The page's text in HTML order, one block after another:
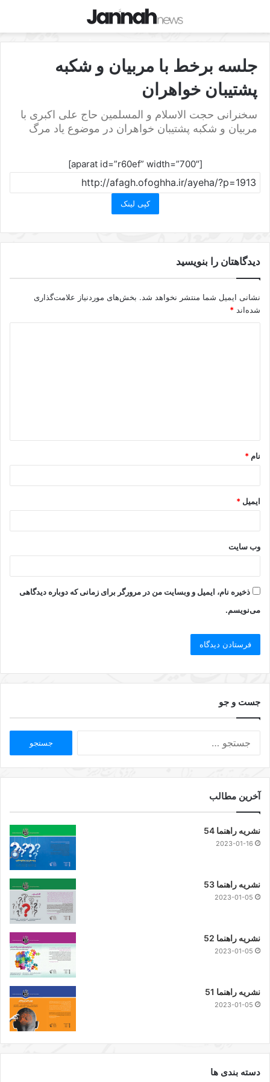
جلسه برخط با مربیان و شکبه
پشتیبان خواهران
سخنرانی حجت الاسلام و المسلمین حاج علی اکبری با
مربیان و شکبه پشتیبان خواهران در موضوع یاد مرگ
[aparat id=”r60ef” width=”700″]
کپی لینک
دیدگاهتان را بنویسید
نشانی ایمیل شما منتشر نخواهد شد. بخش‌های موردنیاز علامت‌گذاری
شده‌اند *
*
نام *
ایمیل *
وب‌ سایت
ذخیره نام، ایمیل و وبسایت من در مرورگر برای زمانی که دوباره دیدگاهی
می‌نویسم.
جست و جو
آخرین مطالب
نشریه راهنما 54
2023-01-16
نشریه راهنما 53
2023-01-05
نشریه راهنما 52
2023-01-05
نشریه راهنما 51
2023-01-05
دسته بندی ها